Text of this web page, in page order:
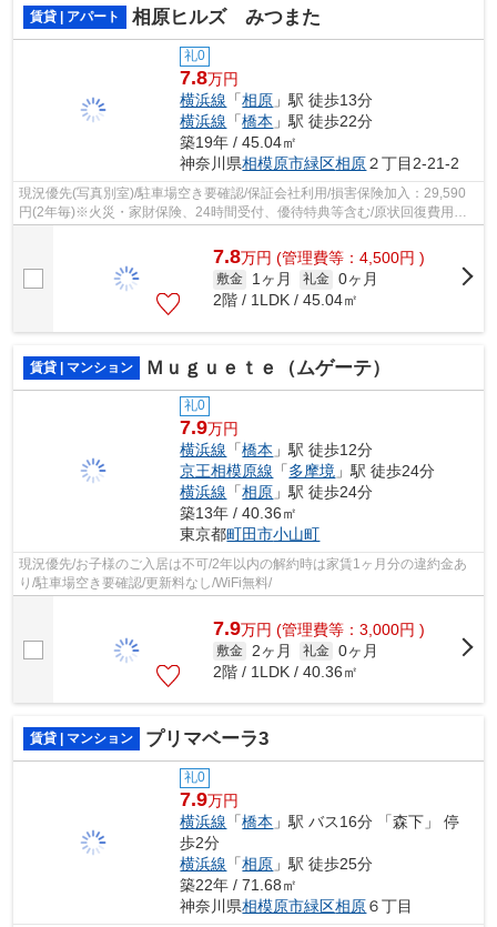
賃貸 | アパート 相原ヒルズ みつまた
礼0
7.8万円
横浜線 「相原 」駅 徒歩13分
横浜線 「橋本 」駅 徒歩22分
築19年 / 45.04㎡
神奈川県相模原市緑区相原２丁目2-21-2
現況優先(写真別室)/駐車場空き要確認/保証会社利用/損害保険加入：29,590
円(2年毎)※火災・家財保険、24時間受付、優待特典等含む/原状回復費用：
90,750円(ご契約時)
7.8万円 (管理費等：4,500円 )
敷金 1ヶ月 礼金 0ヶ月
2階 / 1LDK / 45.04㎡
賃貸 | マンション Ｍｕｇｕｅｔｅ（ムゲーテ）
礼0
7.9万円
横浜線 「橋本 」駅 徒歩12分
京王相模原線 「多摩境 」駅 徒歩24分
横浜線 「相原 」駅 徒歩24分
築13年 / 40.36㎡
東京都町田市小山町
現況優先/お子様のご入居は不可/2年以内の解約時は家賃1ヶ月分の違約金あ
り/駐車場空き要確認/更新料なし/WiFi無料/
7.9万円 (管理費等：3,000円 )
敷金 2ヶ月 礼金 0ヶ月
2階 / 1LDK / 40.36㎡
賃貸 | マンション プリマベーラ3
礼0
7.9万円
横浜線 「橋本 」駅 バス16分 「森下」 停
歩2分
横浜線 「相原 」駅 徒歩25分
築22年 / 71.68㎡
神奈川県相模原市緑区相原６丁目